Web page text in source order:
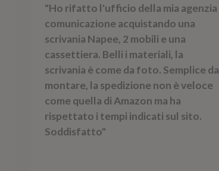
"Ho rifatto l'ufficio della mia agenzia
comunicazione acquistando una
scrivania Napee, 2 mobili e una
cassettiera. Belli i materiali, la
scrivania è come da foto. Semplice da
montare, la spedizione non è veloce
come quella di Amazon ma ha
rispettato i tempi indicati sul sito.
Soddisfatto"